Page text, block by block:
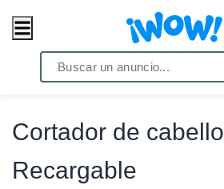
/ Comercio / Consumo masivo
Cortador de cabello
Recargable